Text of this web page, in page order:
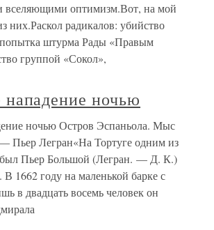
вселяющими оптимизм.Вот, на мой
них.Раскол радикалов: убийство
штурма Рады «Правым
группой «Сокол»,
нападение ночью
ночью Остров Эспаньола. Мыс
Пьер Легран«На Тортуге одним из
Пьер Большой (Легран. — Д. К.)
1662 году на маленькой барке с
в двадцать восемь человек он